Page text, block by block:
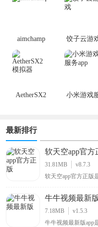
aimchamp 饺子云游
AetherSX2
小米游戏
最新排行
软天空app官方
31.81MB
v8.7.3
软天空app官方正版
游戏日常动态展示
的朋友交流，此外
种游戏攻略以学习
玩耍！
牛牛视频最新版
7.18MB
v1.5.3
牛牛视频最新版app